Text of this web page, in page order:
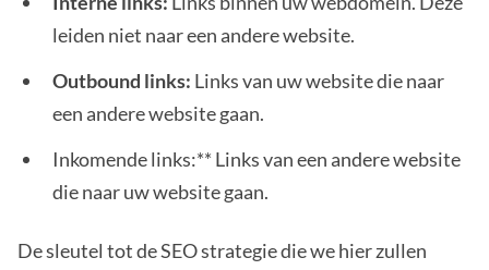
leiden niet naar een andere website.
Outbound links: Links van uw website die naar
een andere website gaan.
Inkomende links:** Links van een andere website
die naar uw website gaan.
De sleutel tot de SEO strategie die we hier zullen